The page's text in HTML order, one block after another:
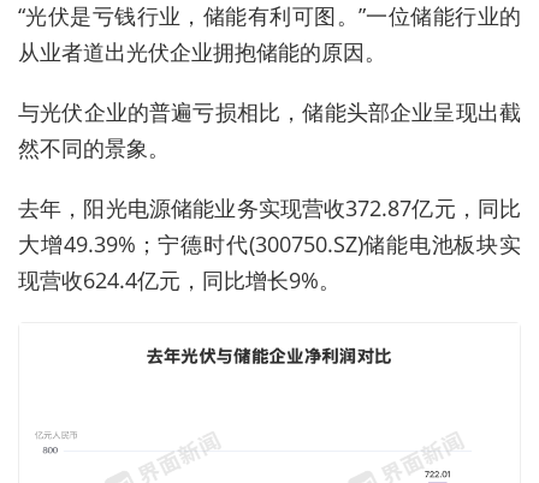
“光伏是亏钱行业，储能有利可图。”一位储能行业的
从业者道出光伏企业拥抱储能的原因。
与光伏企业的普遍亏损相比，储能头部企业呈现出截
然不同的景象。
去年， 阳光电源储能业务实现营收372.87亿元，同比
大增49.39% ；宁德时代(300750.SZ)储能电池板块实
现营收624.4亿元，同比增长9%。